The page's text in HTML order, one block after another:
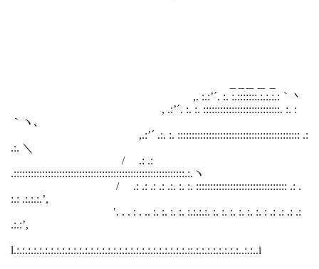
,. :.:’´. :. :.:::::::.:.:.:.:｀丶
, .:’´. :. :. :::::::::::::::::::::::::::. :. :
｀ヽ､
,.:’´ .:. :. ::::::::::::::::::::::::::::::::::::::::::: .:
.:. ＼
/ .: .:
.::::::::::::::::::::::::::::::::::::::::::::::::::::::::::::.:.ヽ
/ .: .: .: .: .:. :. :. :::::::::::::::::::::::::::::::: .: .
:.: .:.:.:.’,
′. . . : . .. :. :. :. :. :.:.:.:. :. :. :. :. :. :. : .: .: .: .:
.:.:’,
l.:.:.:.:.:.:.:.:.:.:.:.:.:.:.:.:.:.:.:.:.:.:.:.:.:.:.:.:.:.:.::.:.:.:.:.:.:.:.:..:.:..i